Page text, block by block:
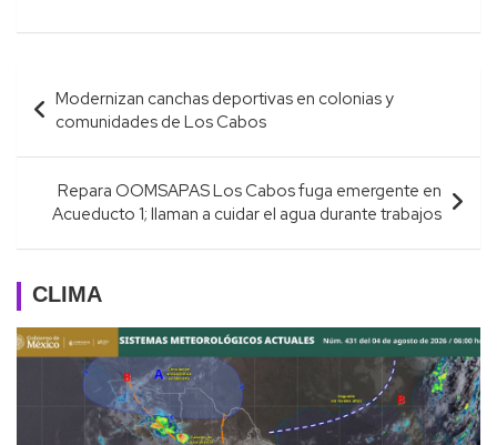
Navegación
de
entradas
Modernizan canchas deportivas en colonias y
comunidades de Los Cabos
Repara OOMSAPAS Los Cabos fuga emergente en
Acueducto 1; llaman a cuidar el agua durante trabajos
CLIMA